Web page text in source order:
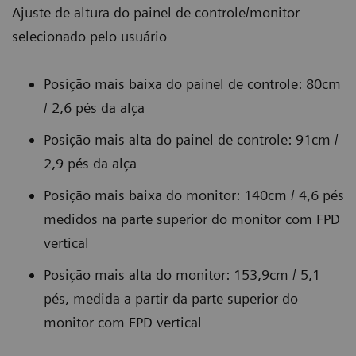
ultrassonografia
rotina,
melhorando
a
eficiência
e a
consistência
para
usuários
finais.
ao
automaticamente
as
esquerdo
Ajuste de altura do painel de controle/monitor
selecionado pelo usuário
Posição mais baixa do painel de controle: 80cm
/ 2,6 pés da alça
Posição mais alta do painel de controle: 91cm /
2,9 pés da alça
Posição mais baixa do monitor: 140cm / 4,6 pés
medidos na parte superior do monitor com FPD
vertical
Posição mais alta do monitor: 153,9cm / 5,1
pés, medida a partir da parte superior do
monitor com FPD vertical